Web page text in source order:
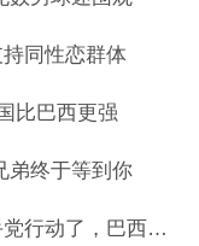
同性恋群体
比巴西更强
弟终于等到你
电影神预测！刘德华死敌：欧洲黑手党行动了，巴西输球，全世界庄